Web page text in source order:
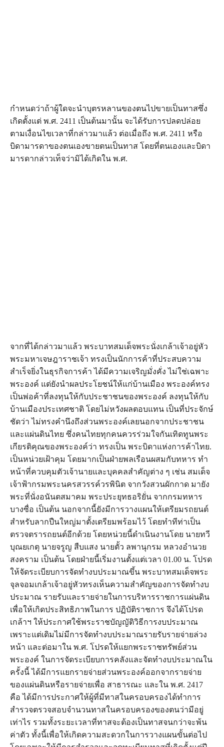
กำหนดว่าถ้าผู้ใดจะนำบุตรหลานของตนไปขายเป็นทาสซึ่ง
เกิดตั้งแต่ พ.ศ. 2411 เป็นต้นมานั้น จะได้รับการปลดปล่อย
ตามเงื่อนไขเวลาที่กล่าวมาแล้ว ต่อเมื่อถึง พ.ศ. 2411 หรือ
บิดามารดาของตนเองขายตนเป็นทาส โดยที่ตนเองและบิดา
มารดากล่าวเท็จว่ามิได้เกิดใน พ.ศ.
จากที่ได้กล่าวมาแล้ว พระบาทสมเด็จพระนั่งเกล้าเจ้าอยู่หัว
พระมหาเจษฎาราชเจ้า ทรงเป็นนักการค้าที่ประสบความ
สำเร็จยิ่งในธุรกิจการค้า ได้มีความเจริญมั่งคั่ง ไม่ใช่เฉพาะ
พระองค์ แต่ยังนำผลประโยชน์ให้แก่บ้านเมือง พระองค์ทรง
เป็นพ่อค้าที่ลงทุนให้กับประชาชนของพระองค์ ลงทุนให้กับ
บ้านเมืองประเทศชาติ โดยไม่หวังผลตอบแทน เป็นที่ประจักษ์
ชัดว่า ไม่ทรงคำนึงถึงส่วนพระองค์เลยนอกจากประชาชน
และแผ่นดินไทย ซึ่งคนไทยทุกคนควรร่วมใจกันเทิดทูนพระ
เกียรติคุณของพระองค์ว่า ทรงเป็น พระบิดาแห่งการค้าไทย.
เป็นหน่วยเฝ้าคุม โดยมากเป็นฝ่ายพลเรือนผสมกับทหาร ทำ
หน้าที่ควบคุมตัวเจ้านายและบุคคลสำคัญต่าง ๆ เช่น สมเด็จ
เจ้าฟ้ากรมพระนครสวรรค์วรพินิต จากวังสวนผักกาด มายัง
พระที่นั่งอนันตสมาคม พระประยุทธอริยั่น จากกรมทหาร
บางซื่อ เป็นต้น นอกจากนี้ยังมีการวางแผนให้เตรียมรถยนต์
สำหรับลากปืนใหญ่มาตั้งเตรียมพร้อมไว้ โดยทำทีท่าเป็น
ตรวจตรารถยนต์อีกด้วย โดยหน่วยนี้ดำเนินงานโดย นายทวี
บุณยเกตุ นายจรูญ สืบแสง นายตั้ว ลพานุกรม หลวงอำนวย
สงคราม เป็นต้น โดยฝ่ายนี้เริ่มงานตั้งแต่เวลา 01.00 น. โปรด
ให้จัดระเบียบการจัดทำงบประมาณขึ้น พระบาทสมเด็จพระ
จุลจอมเกล้าเจ้าอยู่หัวทรงเห็นความสำคัญของการจัดทำงบ
ประมาณ รายรับและรายจ่ายในการบริหารราชการแผ่นดิน
เพื่อให้เกิดประสิทธิภาพในการ ปฏิบัติราชการ จึงได้โปรด
เกล้าฯ ให้ประกาศใช้พระราชบัญญัติวิธีการงบประมาณ
เพราะแต่เดิมไม่มีการจัดทำงบประมาณรายรับรายจ่ายล่วง
หน้า และต่อมาใน พ.ศ. โปรดให้แยกพระราชทรัพย์ส่วน
พระองค์ ในการจัดระเบียบการคลังและจัดทำงบประมาณใน
ครั้งนี้ ได้มีการแยกรายจ่ายส่วนพระองค์ออกจากรายจ่าย
ของแผ่นดินหรือรายจ่ายเพื่อ สาธารณะ และใน พ.ศ. 2417
คือ ได้มีการประกาศให้ผู้ที่มีทาสในครอบครองได้ทำการ
สำรวจตรวจสอบจำนวนทาสในครอบครองของตนว่ามีอยู่
เท่าไร รวมทั้งระยะเวลาที่ทาสจะต้องเป็นทาสจนกว่าจะพ้น
ค่าตัว ทั้งนี้เพื่อให้เกิดความสะดวกในการวางแผนขั้นต่อไป